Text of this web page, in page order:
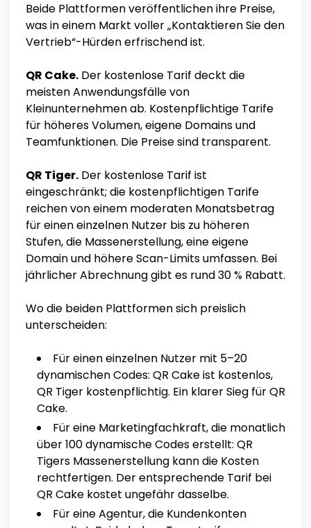
Beide Plattformen veröffentlichen ihre Preise,
was in einem Markt voller „Kontaktieren Sie den
Vertrieb“-Hürden erfrischend ist.
QR Cake. Der kostenlose Tarif deckt die
meisten Anwendungsfälle von
Kleinunternehmen ab. Kostenpflichtige Tarife
für höheres Volumen, eigene Domains und
Teamfunktionen. Die Preise sind transparent.
QR Tiger. Der kostenlose Tarif ist
eingeschränkt; die kostenpflichtigen Tarife
reichen von einem moderaten Monatsbetrag
für einen einzelnen Nutzer bis zu höheren
Stufen, die Massenerstellung, eine eigene
Domain und höhere Scan-Limits umfassen. Bei
jährlicher Abrechnung gibt es rund 30 % Rabatt.
Wo die beiden Plattformen sich preislich
unterscheiden:
Für einen einzelnen Nutzer mit 5–20
dynamischen Codes: QR Cake ist kostenlos,
QR Tiger kostenpflichtig. Ein klarer Sieg für QR
Cake.
Für eine Marketingfachkraft, die monatlich
über 100 dynamische Codes erstellt: QR
Tigers Massenerstellung kann die Kosten
rechtfertigen. Der entsprechende Tarif bei
QR Cake kostet ungefähr dasselbe.
Für eine Agentur, die Kundenkonten